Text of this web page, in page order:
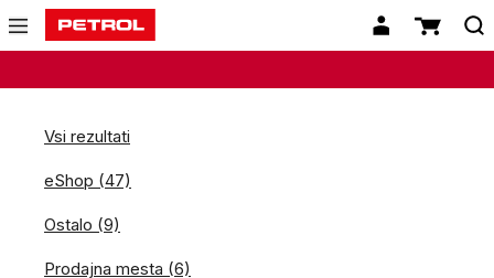
Vsi rezultati
eShop (47)
Ostalo (9)
Prodajna mesta (6)